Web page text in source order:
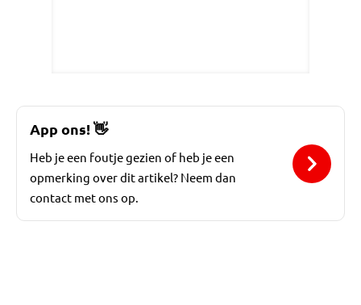
App ons!👋
Heb je een foutje gezien of heb je een
opmerking over dit artikel? Neem dan
contact met ons op.